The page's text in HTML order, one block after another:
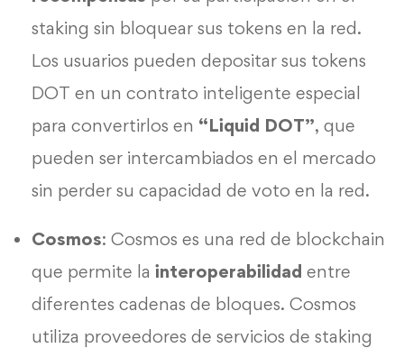
staking sin bloquear sus tokens en la red.
Los usuarios pueden depositar sus tokens
DOT en un contrato inteligente especial
para convertirlos en “Liquid DOT”, que
pueden ser intercambiados en el mercado
sin perder su capacidad de voto en la red.
Cosmos: Cosmos es una red de blockchain
que permite la interoperabilidad entre
diferentes cadenas de bloques. Cosmos
utiliza proveedores de servicios de staking